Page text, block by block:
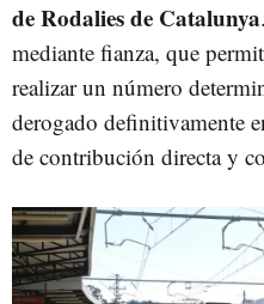
de Rodalies de Catalunya
mediante fianza, que
realizar un número
derogado definitivamente
de contribución directa y